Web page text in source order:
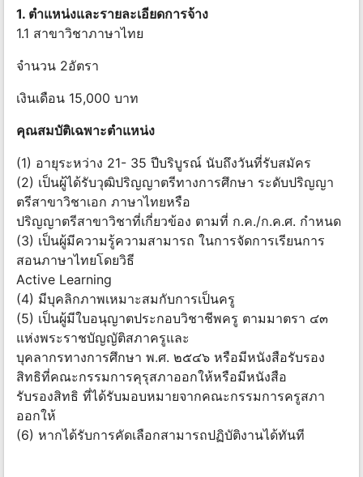
1. ตำแหน่งและรายละเอียดการจ้าง
1.1 สาขาวิชาภาษาไทย
จำนวน 2อัตรา
เงินเดือน 15,000 บาท
คุณสมบัติเฉพาะตำแหน่ง
(1) อายุระหว่าง 21- 35 ปีบริบูรณ์ นับถึงวันที่รับสมัคร
(2) เป็นผู้ได้รับวุฒิปริญญาตรีทางการศึกษา ระดับปริญญา
ตรีสาขาวิชาเอก ภาษาไทยหรือ
ปริญญาตรีสาขาวิชาที่เกี่ยวข้อง ตามที่ ก.ค./ก.ค.ศ. กำหนด
(3) เป็นผู้มีความรู้ความสามารถ ในการจัดการเรียนการ
สอนภาษาไทยโดยวิธี
Active Learning
(4) มีบุคลิกภาพเหมาะสมกับการเป็นครู
(5) เป็นผู้มีใบอนุญาตประกอบวิชาชีพครู ตามมาตรา ๔๓
แห่งพระราชบัญญัติสภาครูและ
บุคลากรทางการศึกษา พ.ศ. ๒๕๔๖ หรือมีหนังสือรับรอง
สิทธิที่คณะกรรมการคุรุสภาออกให้หรือมีหนังสือ
รับรองสิทธิ ที่ได้รับมอบหมายจากคณะกรรมการครูสภา
ออกให้
(6) หากได้รับการคัดเลือกสามารถปฏิบัติงานได้ทันที